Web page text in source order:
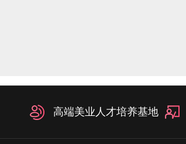
高端美业人才培养基地